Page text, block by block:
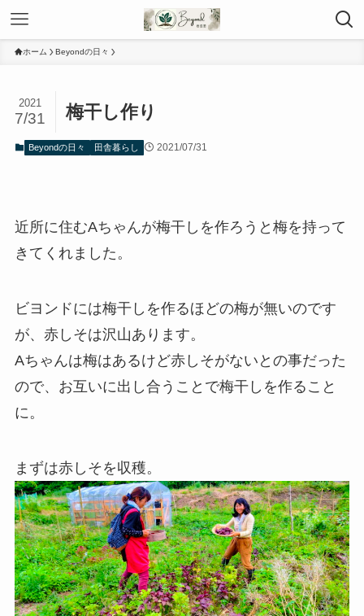
ホーム Beyondの日々
梅干し作り
2021
7/31
Beyondの日々 田舎暮らし 2021/07/31
近所に住むAちゃんが梅干しを作ろうと梅を持って
きてくれました。
ビヨンドには梅干しを作るほどの梅が無いのです
が、赤しそは沢山あります。
Aちゃんは梅はあるけど赤しそがないとの事だった
ので、お互いに出し合うことで梅干しを作ること
に。
まずは赤しそを収穫。